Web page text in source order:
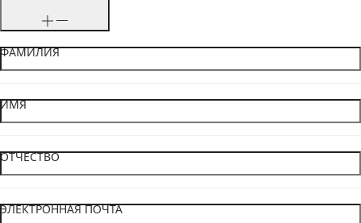
ФАМИЛИЯ
ИМЯ
ОТЧЕСТВО
ЭЛЕКТРОННАЯ ПОЧТА